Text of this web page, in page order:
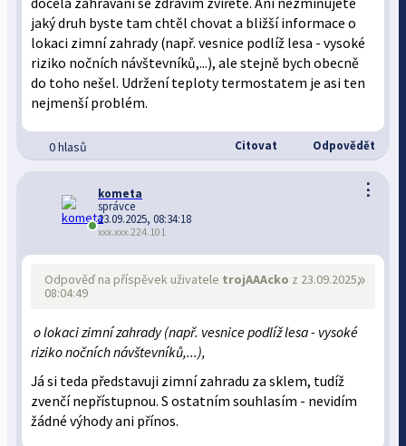
jaký druh byste tam chtěl chovat a bližší informace o
lokaci zimní zahrady (např. vesnice podlíž lesa - vysoké
riziko nočních návštevníků,...), ale stejně bych obecně
do toho nešel. Udržení teploty termostatem je asi ten
nejmenší problém.
0 hlasů Citovat Odpovědět
⋮
kometa
správce
23.09.2025, 08:34:18
xxx.xxx.224.101
»
Odpověď na příspěvek uživatele trojAAAcko z 23.09.2025,
08:04:49
o lokaci zimní zahrady (např. vesnice podlíž lesa - vysoké
riziko nočních návštevníků,...),
Já si teda představuji zimní zahradu za sklem, tudíž
zvenčí nepřístupnou. S ostatním souhlasím - nevidím
žádné výhody ani přínos.